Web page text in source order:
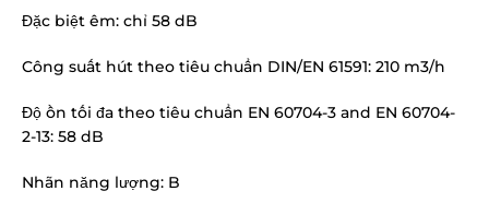
Đặc biệt êm: chỉ 58 dB
Công suất hút theo tiêu chuẩn DIN/EN 61591: 210 m3/h
Độ ồn tối đa theo tiêu chuẩn EN 60704-3 and EN 60704-
2-13: 58 dB
Nhãn năng lượng: B